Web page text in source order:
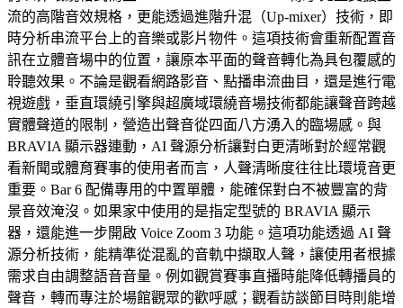
流的高階音效規格，更能透過進階升混（Up-mixer）技術，即
時分析串流平台上的音樂或影片物件。這項技術會重新配置音
訊在立體音場中的位置，讓原本平面的聲音轉化為具包覆感的
聆聽效果。不論是觀看網路影音、點播串流曲目，還是進行電
視遊戲，垂直環繞引擎與超廣域環繞音場技術都能讓聲音跨越
實體聲道的限制，營造出聲音從四面八方湧入的臨場感。與
BRAVIA 顯示器連動，AI 聲源分析讓對白更清晰對於經常觀
看新聞或體育賽事的使用者而言，人聲清晰度往往比環境音更
重要。Bar 6 配備專用的中置單體，能確保對白不被豐富的背
景音效淹沒。如果家中使用的是指定型號的 BRAVIA 顯示
器，還能進一步開啟 Voice Zoom 3 功能。這項功能透過 AI 聲
源分析技術，能精準從混亂的音軌中擷取人聲，讓使用者根據
需求自由調整語音音量。例如觀賞賽事直播時能降低轉播員的
聲音，轉而專注於場館觀眾的歡呼感；觀看訪談節目時則能增